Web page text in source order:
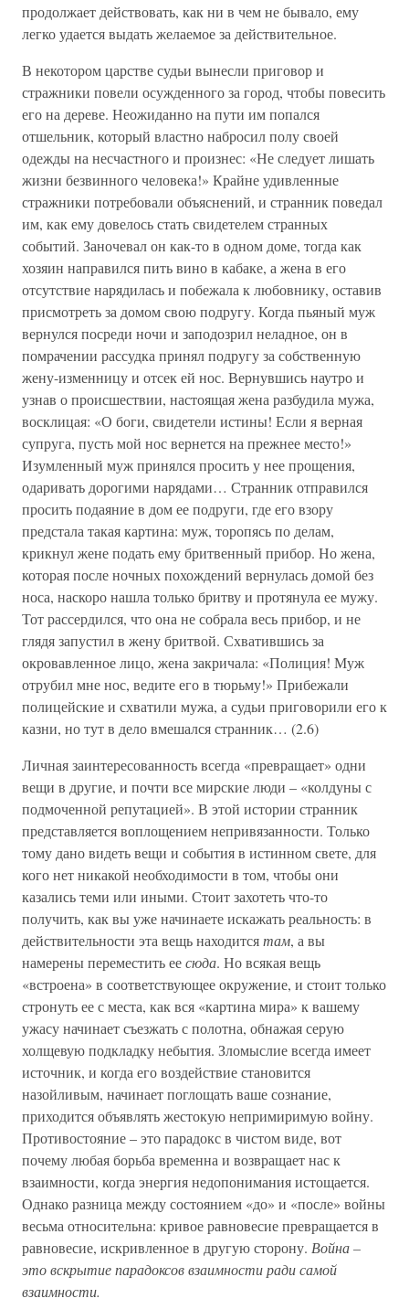
продолжает действовать, как ни в чем не бывало, ему
легко удается выдать желаемое за действительное.
В некотором царстве судьи вынесли приговор и
стражники повели осужденного за город, чтобы повесить
его на дереве. Неожиданно на пути им попался
отшельник, который властно набросил полу своей
одежды на несчастного и произнес: «Не следует лишать
жизни безвинного человека!» Крайне удивленные
стражники потребовали объяснений, и странник поведал
им, как ему довелось стать свидетелем странных
событий. Заночевал он как-то в одном доме, тогда как
хозяин направился пить вино в кабаке, а жена в его
отсутствие нарядилась и побежала к любовнику, оставив
присмотреть за домом свою подругу. Когда пьяный муж
вернулся посреди ночи и заподозрил неладное, он в
помрачении рассудка принял подругу за собственную
жену-изменницу и отсек ей нос. Вернувшись наутро и
узнав о происшествии, настоящая жена разбудила мужа,
восклицая: «О боги, свидетели истины! Если я верная
супруга, пусть мой нос вернется на прежнее место!»
Изумленный муж принялся просить у нее прощения,
одаривать дорогими нарядами… Странник отправился
просить подаяние в дом ее подруги, где его взору
предстала такая картина: муж, торопясь по делам,
крикнул жене подать ему бритвенный прибор. Но жена,
которая после ночных похождений вернулась домой без
носа, наскоро нашла только бритву и протянула ее мужу.
Тот рассердился, что она не собрала весь прибор, и не
глядя запустил в жену бритвой. Схватившись за
окровавленное лицо, жена закричала: «Полиция! Муж
отрубил мне нос, ведите его в тюрьму!» Прибежали
полицейские и схватили мужа, а судьи приговорили его к
казни, но тут в дело вмешался странник… (2.6)
Личная заинтересованность всегда «превращает» одни
вещи в другие, и почти все мирские люди – «колдуны с
подмоченной репутацией». В этой истории странник
представляется воплощением непривязанности. Только
тому дано видеть вещи и события в истинном свете, для
кого нет никакой необходимости в том, чтобы они
казались теми или иными. Стоит захотеть что-то
получить, как вы уже начинаете искажать реальность: в
действительности эта вещь находитсятам, а вы
намерены переместить еесюда. Но всякая вещь
«встроена» в соответствующее окружение, и стоит только
стронуть ее с места, как вся «картина мира» к вашему
ужасу начинает съезжать с полотна, обнажая серую
холщевую подкладку небытия. Зломыслие всегда имеет
источник, и когда его воздействие становится
назойливым, начинает поглощать ваше сознание,
приходится объявлять жестокую непримиримую войну.
Противостояние – это парадокс в чистом виде, вот
почему любая борьба временна и возвращает нас к
взаимности, когда энергия недопонимания истощается.
Однако разница между состоянием «до» и «после» войны
весьма относительна: кривое равновесие превращается в
равновесие, искривленное в другую сторону. Война –
это вскрытие парадоксов взаимности ради самой
взаимности.